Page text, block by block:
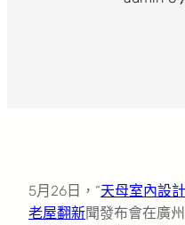
5月26日，“天母室內設計
老屋翻新聞發布會在廣